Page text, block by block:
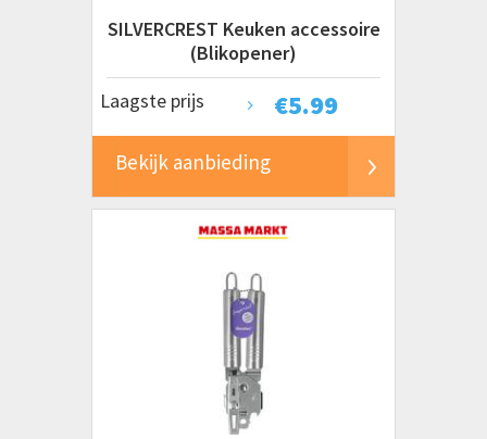
SILVERCREST Keuken accessoire
(Blikopener)
€5.99
Laagste prijs
Bekijk aanbieding